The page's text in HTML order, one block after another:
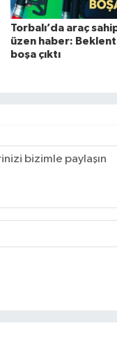
Torbalı’da araç
üzen haber:
boşa çıktı